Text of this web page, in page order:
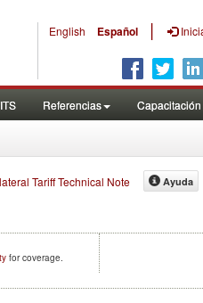
English Español |
Referencias Capacitación
Tariff Technical Note Ayuda
for coverage.